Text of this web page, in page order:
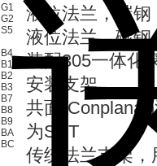
G1
G2
S5
B4
B1
B2
B3
B7
B8
B9
BA
BC
液位法兰，碳
液位法兰，碳
装配305一体化
安装支架
共面
为SST
传统法兰支架